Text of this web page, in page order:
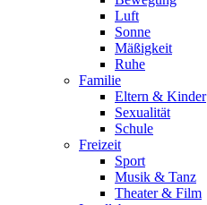
Luft
Sonne
Mäßigkeit
Ruhe
Familie
Eltern & Kinder
Sexualität
Schule
Freizeit
Sport
Musik & Tanz
Theater & Film